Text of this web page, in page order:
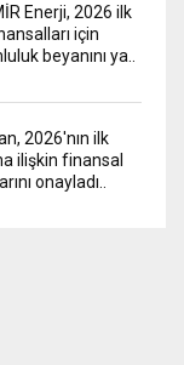
Enerji, 2026 ilk
için
beyanını ya..
2026'nın ilk
ilişkin finansal
onayladı..